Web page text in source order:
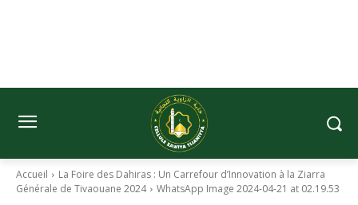
Accueil
La Foire des Dahiras : Un Carrefour d’Innovation à la Ziarra
Générale de Tivaouane 2024
WhatsApp Image 2024-04-21 at 02.19.53